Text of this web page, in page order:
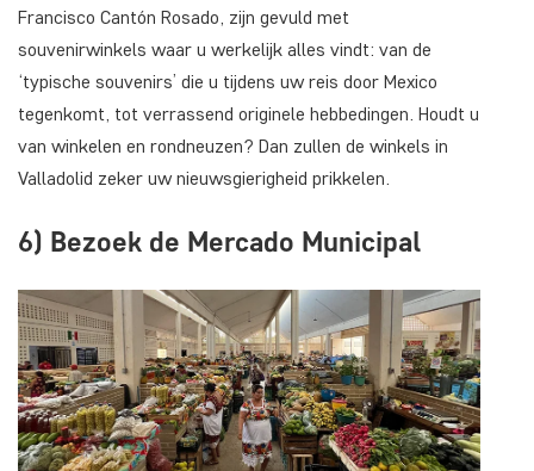
Francisco Cantón Rosado, zijn gevuld met
souvenirwinkels waar u werkelijk alles vindt: van de
‘typische souvenirs’ die u tijdens uw reis door Mexico
tegenkomt, tot verrassend originele hebbedingen. Houdt u
van winkelen en rondneuzen? Dan zullen de winkels in
Valladolid zeker uw nieuwsgierigheid prikkelen.
6) Bezoek de Mercado Municipal